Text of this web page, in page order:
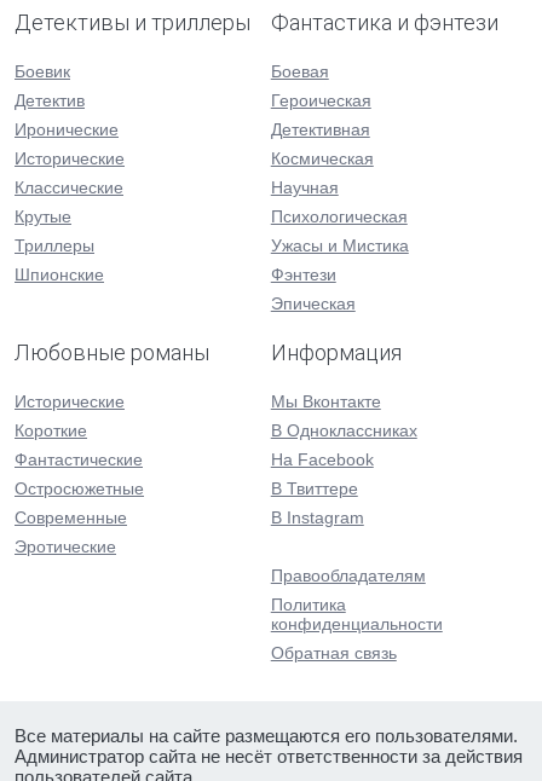
Детективы и триллеры
Боевик
Детектив
Иронические
Исторические
Классические
Крутые
Триллеры
Шпионские
Фантастика и фэнтези
Боевая
Героическая
Детективная
Космическая
Научная
Психологическая
Ужасы и Мистика
Фэнтези
Эпическая
Любовные романы
Исторические
Короткие
Фантастические
Остросюжетные
Современные
Эротические
Информация
Мы Вконтакте
В Одноклассниках
На Facebook
В Твиттере
В Instagram
Правообладателям
Политика
конфиденциальности
Обратная связь
Все материалы на сайте размещаются его пользователями.
Администратор сайта не несёт ответственности за действия
пользователей сайта.